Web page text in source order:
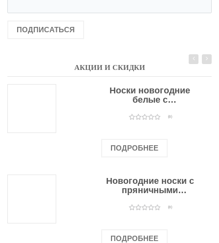
ПОДПИСАТЬСЯ
АКЦИИ И СКИДКИ
Носки новогодние
белые с
оленями(0)
ПОДРОБНЕЕ
Новогодние носки с
пряничными
(0)
ПОДРОБНЕЕ